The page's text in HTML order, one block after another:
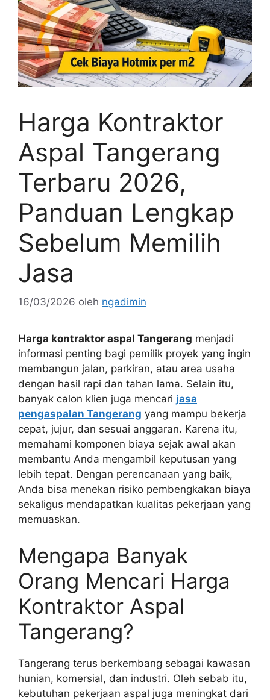
Harga Kontraktor
Aspal Tangerang
Terbaru 2026,
Panduan Lengkap
Sebelum Memilih
Jasa
16/03/2026 oleh ngadimin
Harga kontraktor aspal Tangerang menjadi
informasi penting bagi pemilik proyek yang ingin
membangun jalan, parkiran, atau area usaha
dengan hasil rapi dan tahan lama. Selain itu,
banyak calon klien juga mencari jasa
pengaspalan Tangerang yang mampu bekerja
cepat, jujur, dan sesuai anggaran. Karena itu,
memahami komponen biaya sejak awal akan
membantu Anda mengambil keputusan yang
lebih tepat. Dengan perencanaan yang baik,
Anda bisa menekan risiko pembengkakan biaya
sekaligus mendapatkan kualitas pekerjaan yang
memuaskan.
Mengapa Banyak
Orang Mencari Harga
Kontraktor Aspal
Tangerang?
Tangerang terus berkembang sebagai kawasan
hunian, komersial, dan industri. Oleh sebab itu,
kebutuhan pekerjaan aspal juga meningkat dari